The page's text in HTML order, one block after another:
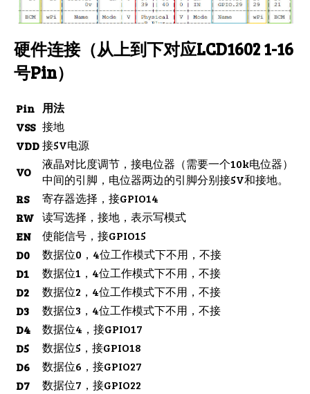
硬件连接（从上到下对应LCD1602 1-16
号Pin）
Pin 用法
VSS 接地
VDD接5V电源
VO
液晶对比度调节，接电位器（需要一个10k电位器）
中间的引脚，电位器两边的引脚分别接5V和接地。
RS
寄存器选择，接GPIO14
RW 读写选择，接地，表示写模式
EN
使能信号，接GPIO15
D0
数据位0，4位工作模式下不用，不接
D1
数据位1，4位工作模式下不用，不接
D2
数据位2，4位工作模式下不用，不接
D3
数据位3，4位工作模式下不用，不接
D4
数据位4，接GPIO17
D5
数据位5，接GPIO18
D6
数据位6，接GPIO27
D7
数据位7，接GPIO22